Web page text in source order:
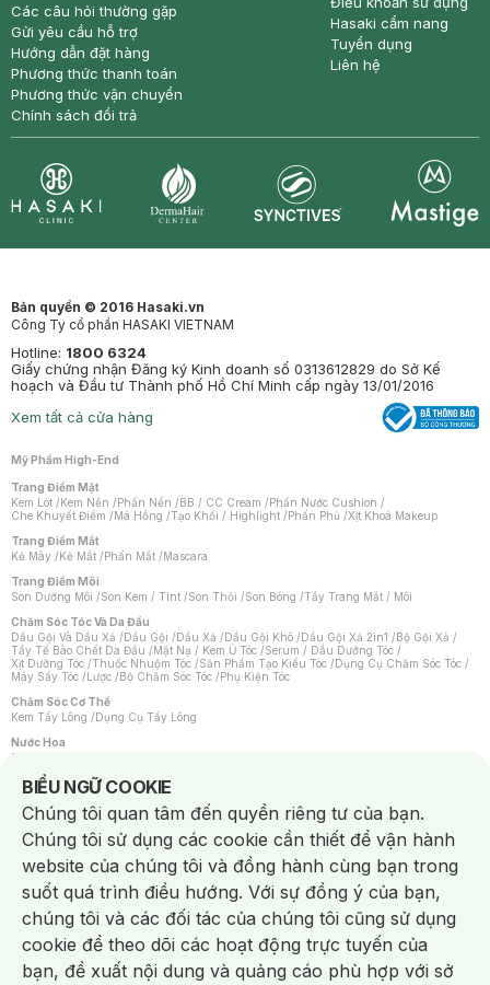
Các câu hỏi thường gặp
Gửi yêu cầu hỗ trợ
Hướng dẫn đặt hàng
Phương thức thanh toán
Phương thức vận chuyển
Chính sách đổi trả
Hasaki cẩm nang
Tuyển dụng
Liên hệ
Bản quyền © 2016 Hasaki.vn
Công Ty cổ phần HASAKI VIETNAM
Hotline: 1800 6324
Giấy chứng nhận Đăng ký Kinh doanh số 0313612829 do Sở Kế
hoạch và Đầu tư Thành phố Hồ Chí Minh cấp ngày 13/01/2016
Xem tất cả cửa hàng
Mỹ Phẩm High-End
Trang Điểm Mặt
Kem Lót /Kem Nền /Phấn Nền /BB / CC Cream /Phấn Nước Cushion /
Che Khuyết Điểm /Má Hồng /Tạo Khối / Highlight /Phấn Phủ /Xịt Khoá Makeup
Trang Điểm Mắt
Kẻ Mày /Kẻ Mắt /Phấn Mắt /Mascara
Trang Điểm Môi
Son Dưỡng Môi /Son Kem / Tint /Son Thỏi /Son Bóng /Tẩy Trang Mắt / Môi
Chăm Sóc Tóc Và Da Đầu
Dầu Gội Và Dầu Xả /Dầu Gội /Dầu Xả /Dầu Gội Khô /Dầu Gội Xả 2in1 /Bộ Gội Xả /
Tẩy Tế Bào Chết Da Đầu /Mặt Nạ / Kem Ủ Tóc /Serum / Dầu Dưỡng Tóc /
Xịt Dưỡng Tóc /Thuốc Nhuộm Tóc /Sản Phẩm Tạo Kiểu Tóc /Dụng Cụ Chăm Sóc Tóc /
Máy Sấy Tóc /Lược /Bộ Chăm Sóc Tóc /Phụ Kiện Tóc
Chăm Sóc Cơ Thể
Kem Tẩy Lông /Dụng Cụ Tẩy Lông
Nước Hoa
Nước Hoa Nữ
Chăm Sóc Cá Nhân
Chống Muỗi /Khẩu Trang /Máy Massage/Mặt Nạ Xông Hơi /Nước Rửa Tay/
Sản Phẩm Chăm Sóc Khác /Bàn Chải Đánh Răng /Bàn Chải Điện/
Hỗ Trợ Trắng Răng/Kem Đánh Răng /Máy Tăm Nước/ Nước Súc Miệng/
Tăm / Chỉ Nha Khoa/ Xịt Thơm Miệng / Dung Dịch Vệ Sinh/Dưỡng Vùng Kín/
Khăn Ướt Vệ Sinh Vùng Kín/Băng Vệ Sinh/Tampon/Bọt Cạo Râu /Dao Cạo Râu/
Máy Cạo Râu
Vấn Đề Về Da
Da Dầu / Lỗ Chân Lông To/ Da Khô / Mất Nước/ Da Lão Hóa/ Da Mụn/
Da Nhạy Cảm / Kích Ứng
Da Xỉn Màu Thâm / Nám / Tàn Nhang
Quầng Thâm & Bọng Mắt /Sẹo /Viêm Da Cơ Địa
Dụng Cụ / Phụ Kiện Chăm Sóc Da
BIỂU NGỮ COOKIE
Notice about cookies usage
Chúng tôi quan tâm đến quyền riêng tư của bạn.
Chúng tôi sử dụng các cookie cần thiết để vận hành
website của chúng tôi và đồng hành cùng bạn trong
suốt quá trình điều hướng. Với sự đồng ý của bạn,
chúng tôi và các đối tác của chúng tôi cũng sử dụng
cookie để theo dõi các hoạt động trực tuyến của
bạn, đề xuất nội dung và quảng cáo phù hợp với sở